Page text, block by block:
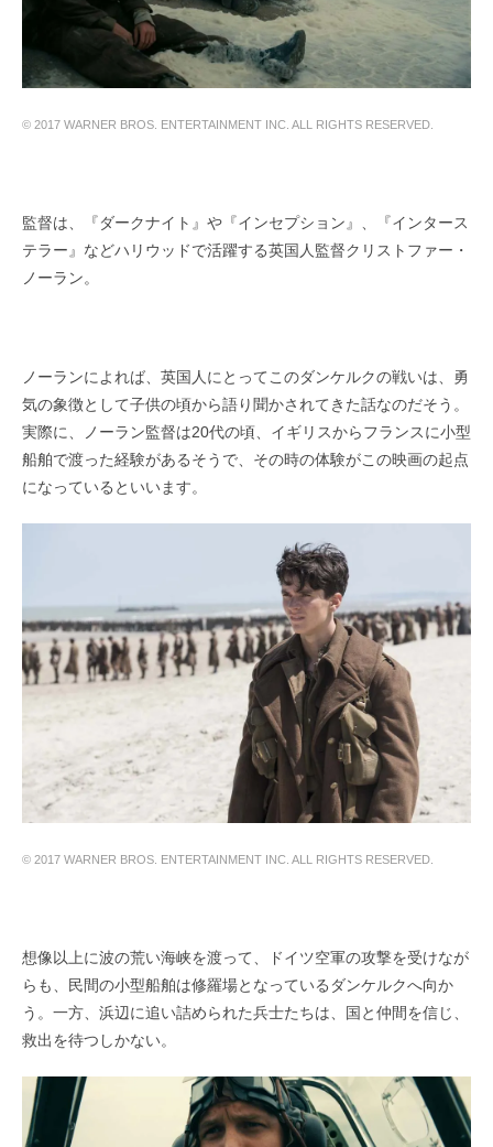
© 2017 WARNER BROS. ENTERTAINMENT INC. ALL RIGHTS RESERVED.
監督は、『ダークナイト』や『インセプション』、『インタース
テラー』などハリウッドで活躍する英国人監督クリストファー・
ノーラン。
ノーランによれば、英国人にとってこのダンケルクの戦いは、勇
気の象徴として子供の頃から語り聞かされてきた話なのだそう。
実際に、ノーラン監督は20代の頃、イギリスからフランスに小型
船舶で渡った経験があるそうで、その時の体験がこの映画の起点
になっているといいます。
© 2017 WARNER BROS. ENTERTAINMENT INC. ALL RIGHTS RESERVED.
想像以上に波の荒い海峡を渡って、ドイツ空軍の攻撃を受けなが
らも、民間の小型船舶は修羅場となっているダンケルクへ向か
う。一方、浜辺に追い詰められた兵士たちは、国と仲間を信じ、
救出を待つしかない。